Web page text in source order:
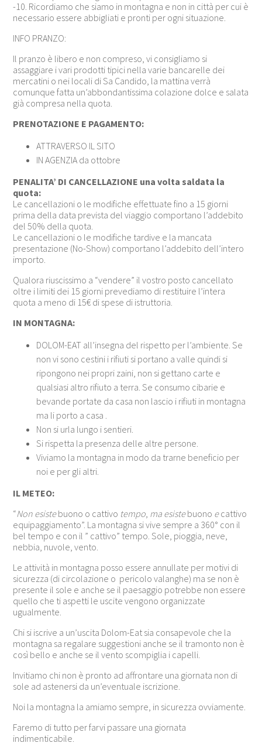
-10. Ricordiamo che siamo in montagna e non in città per cui è
necessario essere abbigliati e pronti per ogni situazione.
INFO PRANZO:
Il pranzo è libero e non compreso, vi consigliamo si
assaggiare i vari prodotti tipici nella varie bancarelle dei
mercatini o nei locali di Sa Candido, la mattina verrà
comunque fatta un’abbondantissima colazione dolce e salata
già compresa nella quota.
PRENOTAZIONE E PAGAMENTO:
ATTRAVERSO IL SITO
IN AGENZIA da ottobre
PENALITA’ DI CANCELLAZIONE una volta saldata la
quota:
Le cancellazioni o le modifiche effettuate fino a 15 giorni
prima della data prevista del viaggio comportano l’addebito
del 50% della quota.
Le cancellazioni o le modifiche tardive e la mancata
presentazione (No-Show) comportano l’addebito dell’intero
importo.
Qualora riuscissimo a “vendere” il vostro posto cancellato
oltre i limiti dei 15 giorni prevediamo di restituire l’intera
quota a meno di 15€ di spese di istruttoria.
IN MONTAGNA:
DOLOM-EAT all’insegna del rispetto per l’ambiente. Se
non vi sono cestini i rifiuti si portano a valle quindi si
ripongono nei propri zaini, non si gettano carte e
qualsiasi altro rifiuto a terra. Se consumo cibarie e
bevande portate da casa non lascio i rifiuti in montagna
ma li porto a casa .
Non si urla lungo i sentieri.
Si rispetta la presenza delle altre persone.
Viviamo la montagna in modo da trarne beneficio per
noi e per gli altri.
IL METEO:
“Non esistebuono o cattivo tempo ma esistebuono ecattivo
equipaggiamento”. La montagna si vive sempre a 360° con il
bel tempo e con il ” cattivo” tempo. Sole, pioggia, neve,
nebbia, nuvole, vento.
Le attività in montagna posso essere annullate per motivi di
sicurezza (di circolazione o pericolo valanghe) ma se non è
presente il sole e anche se il paesaggio potrebbe non essere
quello che ti aspetti le uscite vengono organizzate
ugualmente.
Chi si iscrive a un’uscita Dolom-Eat sia consapevole che la
montagna sa regalare suggestioni anche se il tramonto non è
così bello e anche se il vento scompiglia i capelli.
Invitiamo chi non è pronto ad affrontare una giornata non di
sole ad astenersi da un’eventuale iscrizione.
Noi la montagna la amiamo sempre, in sicurezza ovviamente.
Faremo di tutto per farvi passare una giornata
indimenticabile.